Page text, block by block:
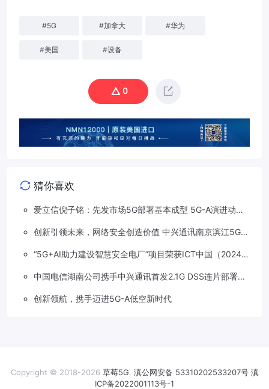
#5G #加拿大 #华为
#美国 #设备
0
猜你喜欢
爱立信倪子铭：先发市场5G部署基本成型 5G-A演进动能
创新引领未来，网络安全创造价值 中兴通讯南京滨江5G工
“5G+AI助力建设智慧安全电厂”项目荣获ICT中国（2024）
中国电信湖南公司携手中兴通讯首发2.1G DSS连片部署助
创新领航，携手迈进5G-A低空新时代
Copyright © 2018-2026 草莓5G. 滇公网安备 53310202533207号 滇
ICP备2022001113号-1